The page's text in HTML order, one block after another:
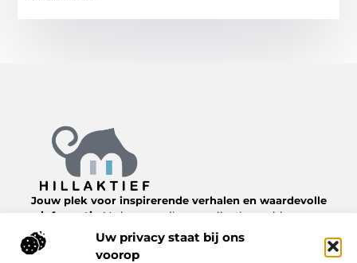
Uw privacy staat bij ons
voorop
Jouw plek voor inspirerende verhalen en waardevolle
informatie.
Verken een diverse collectie van blogs en
artikelen over het dagelijks leven, van nuttige tips tot
interessante inzichten, allemaal te vinden op